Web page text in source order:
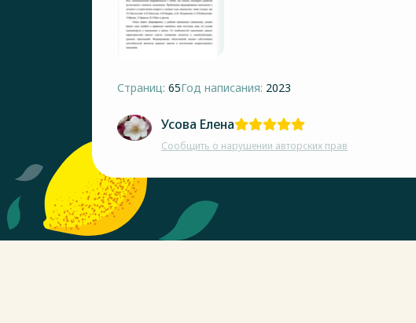
Страниц: 65Год написания: 2023
Усова Елена
Сообщить о нарушении авторских прав